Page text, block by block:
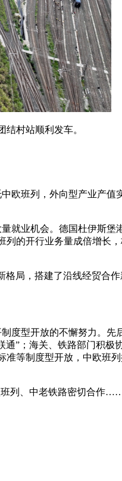
村站顺利发车。
欧班列，外向型产业产值
就业机会。德国杜伊斯堡
列的开行业务量成倍增长
格局，搭建了沿线经贸合
度型开放的不懈努力。先
”；海关、铁路部门积极
等制度型开放，中欧班
班列、中老铁路密切合作